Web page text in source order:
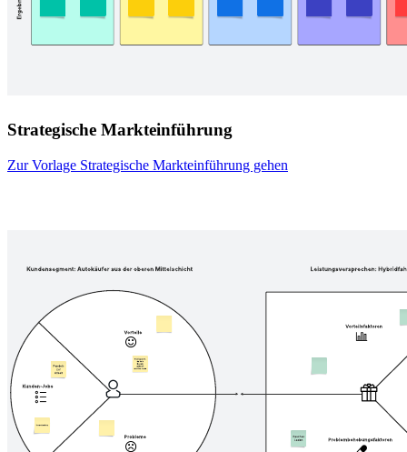
Strategische Markteinführung
Zur Vorlage Strategische Markteinführung gehen